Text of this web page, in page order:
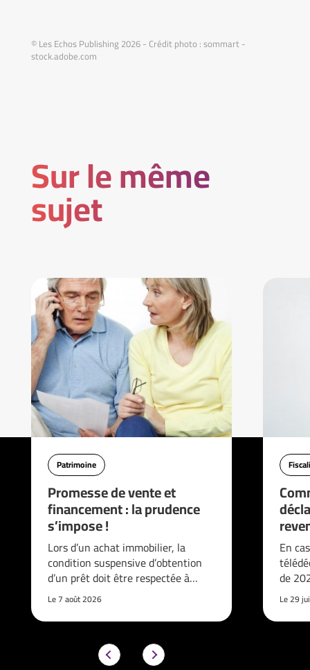
© Les Echos Publishing 2026 - Crédit photo : sommart -
stock.adobe.com
Sur le même
sujet
Patrimoine
Promesse de vente et
financement : la prudence
s’impose !
Lors d’un achat immobilier, la
condition suspensive d’obtention
d’un prêt doit être respectée à…
Le 7 août 2026
En
de
Le 29